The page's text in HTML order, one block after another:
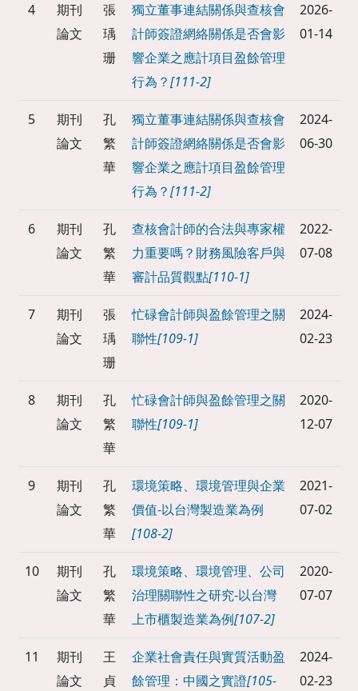
4
期刊
論文
張
瑀
珊
獨立董事連結關係與查核會
計師簽證網絡關係是否會影
響企業之應計項目盈餘管理
行為？[111-2]
2026-
01-14
5
期刊
論文
孔
繁
華
獨立董事連結關係與查核會
計師簽證網絡關係是否會影
響企業之應計項目盈餘管理
行為？[111-2]
2024-
06-30
6
期刊
論文
孔
繁
華
查核會計師的合法與專家權
力重要嗎？財務風險客戶與
審計品質觀點[110-1]
2022-
07-08
7
期刊
論文
張
瑀
珊
忙碌會計師與盈餘管理之關
聯性[109-1]
2024-
02-23
8
期刊
論文
孔
繁
華
忙碌會計師與盈餘管理之關
聯性[109-1]
2020-
12-07
9
期刊
論文
孔
繁
華
環境策略、環境管理與企業
價值-以台灣製造業為例
[108-2]
2021-
07-02
10
期刊
論文
孔
繁
華
環境策略、環境管理、公司
治理關聯性之研究-以台灣
上市櫃製造業為例[107-2]
2020-
07-07
11
期刊
論文
王
貞
企業社會責任與實質活動盈
餘管理：中國之實證[105-
2024-
02-23